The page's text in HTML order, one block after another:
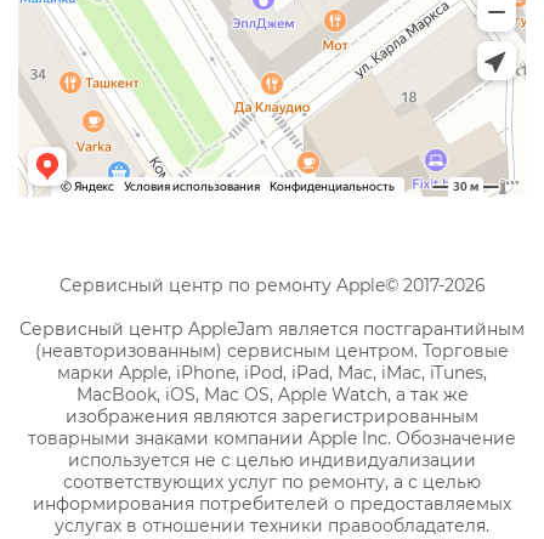
Сервисный центр по ремонту Apple© 2017-2026
Сервисный центр AppleJam является постгарантийным
(неавторизованным) сервисным центром. Торговые
марки Apple, iPhone, iPod, iPad, Mac, iMac, iTunes,
MacBook, iOS, Mac OS, Apple Watch, а так же
изображения являются зарегистрированным
товарными знаками компании Apple Inc. Обозначение
используется не с целью индивидуализации
соответствующих услуг по ремонту, а с целью
информирования потребителей о предоставляемых
услугах в отношении техники правообладателя.